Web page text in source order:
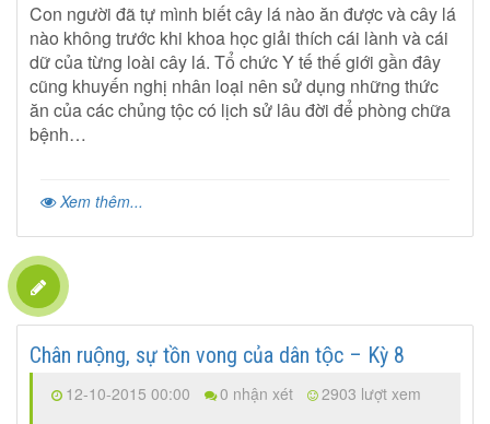
Con người đã tự mình biết cây lá nào ăn được và cây lá
nào không trước khi khoa học giải thích cái lành và cái
dữ của từng loài cây lá. Tổ chức Y tế thế giới gần đây
cũng khuyến nghị nhân loại nên sử dụng những thức
ăn của các chủng tộc có lịch sử lâu đời để phòng chữa
bệnh…
Xem thêm...
Chân ruộng, sự tồn vong của dân tộc – Kỳ 8
12-10-2015 00:00 0 nhận xét
2903 lượt xem